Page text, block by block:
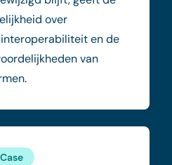
over
en de
van
Case